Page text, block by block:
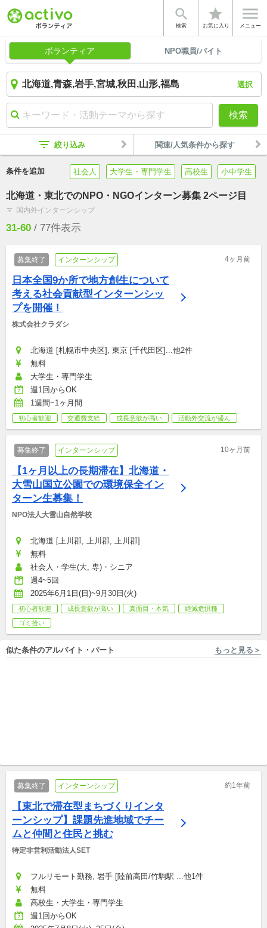

検索
star
お気に入り

メニュー
ボランティア NPO職員/バイト
選択
検索
filter_list 絞り込み 関連/人気条件から探す
条件を追加 社会人 大学生・専門学生 高校生 小中学生
北海道・東北でのNPO・NGOインターン募集 2ページ目
filter_list 国内外インターンシップ
31-60 / 77件表示
募集終了 インターンシップ 4ヶ月前
日本全国9か所で地方創生について
考える社会貢献型インターンシッ
プを開催！
株式会社クラダシ
北海道 [札幌市中央区], 東京 [千代田区]...他2件
無料
大学生・専門学生
週1回からOK
1週間~1ヶ月間
初心者歓迎 交通費支給 成長意欲が高い 活動外交流が盛ん
募集終了 インターンシップ 10ヶ月前
【1ヶ月以上の長期滞在】北海道・
大雪山国立公園での環境保全イン
ターン生募集！
NPO法人大雪山自然学校
北海道 [上川郡, 上川郡, 上川郡]
無料
社会人・学生(大, 専)・シニア
週4~5回
2025年6月1日(日)~9月30日(火)
初心者歓迎 成長意欲が高い 真面目・本気
絶滅危惧種
ゴミ拾い
似た条件のアルバイト・パート もっと見る＞
募集終了 インターンシップ 約1年前
【東北で滞在型まちづくりインタ
ーンシップ】課題先進地域でチー
ムと仲間と住民と挑む
特定非営利活動法人SET
フルリモート勤務, 岩手 [陸前高田/竹駒駅 ...他1件
無料
高校生・大学生・専門学生
週1回からOK